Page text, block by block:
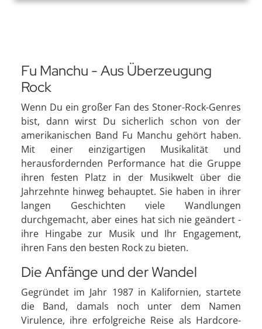
Fu Manchu - Aus Überzeugung
Rock
Wenn Du ein großer Fan des Stoner-Rock-Genres
bist, dann wirst Du sicherlich schon von der
amerikanischen Band Fu Manchu gehört haben.
Mit einer einzigartigen Musikalität und
herausfordernden Performance hat die Gruppe
ihren festen Platz in der Musikwelt über die
Jahrzehnte hinweg behauptet. Sie haben in ihrer
langen Geschichten viele Wandlungen
durchgemacht, aber eines hat sich nie geändert -
ihre Hingabe zur Musik und Ihr Engagement,
ihren Fans den besten Rock zu bieten.
Die Anfänge und der Wandel
Gegründet im Jahr 1987 in Kalifornien, startete
die Band, damals noch unter dem Namen
Virulence, ihre erfolgreiche Reise als Hardcore-